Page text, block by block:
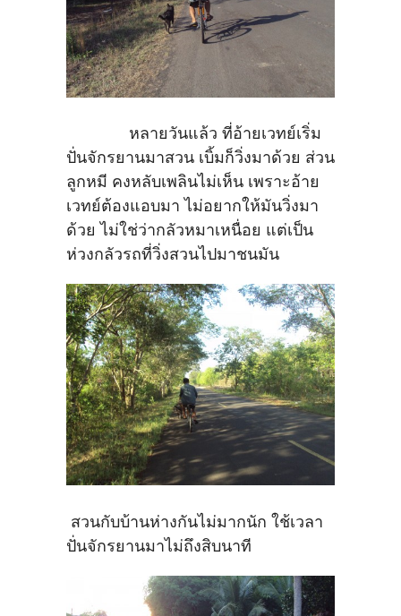
หลายวันแล้ว ที่อ้ายเวทย์เริ่ม
ปั่นจักรยานมาสวน เบิ้มก็วิ่งมาด้วย ส่วน
ลูกหมี คงหลับเพลินไม่เห็น เพราะอ้าย
เวทย์ต้องแอบมา ไม่อยากให้มันวิ่งมา
ด้วย ไม่ใช่ว่ากลัวหมาเหนื่อย แต่เป็น
ห่วงกลัวรถที่วิ่งสวนไปมาชนมัน
สวนกับบ้านห่างกันไม่มากนัก ใช้เวลา
ปั่นจักรยานมาไม่ถึงสิบนาที